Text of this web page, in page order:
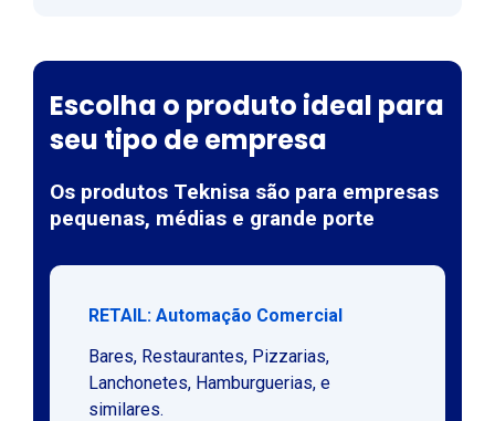
Escolha o produto ideal para
seu tipo de empresa
Os produtos Teknisa são para empresas
pequenas, médias e grande porte
RETAIL: Automação Comercial
Bares, Restaurantes, Pizzarias,
Lanchonetes, Hamburguerias, e
similares.